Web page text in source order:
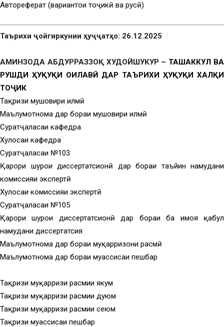
Автореферат (вариантҳои тоҷикӣ ва русӣ)
Таърихи ҷойгиркунии ҳуҷҷатҳо: 26.12.2025
АМИНЗОДА АБДУРРАЗЗОҚ ХУДОЙШУКУР – ТАШАККУЛ ВА
РУШДИ ҲУҚУҚИ ОИЛАВӢ ДАР ТАЪРИХИ ҲУҚУҚИ ХАЛҚИ
ТОҶИК
Тақризи мушовири илмӣ
Маълумотнома дар бораи мушовири илмӣ
Суратҷаласаи кафедра
Хулосаи кафедра
Суратҷаласаи №103
Қарори шурои диссертатсионӣ дар бораи таъйин намудани
комиссияи экспертӣ
Хулосаи комиссияи экспертӣ
Суратҷаласаи №105
Қарори шурои диссертатсионӣ дар бораи ба ҳимоя қабул
намудани диссертатсия
Маълумотнома дар бораи муқарризони расмӣ
Маълумотнома дар бораи муассисаи пешбар
Тақризи муқарризи расмии якум
Тақризи муқарризи расмии дуюм
Тақризи муқарризи расмии сеюм
Тақризи муассисаи пешбар